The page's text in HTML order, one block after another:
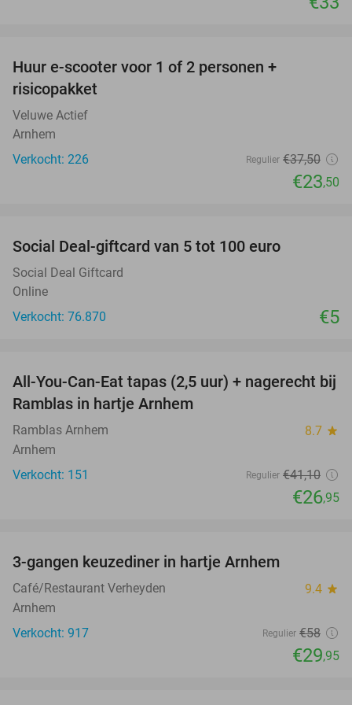
Huur e-scooter voor 1 of 2 personen +
risicopakket
Veluwe Actief
Arnhem
Verkocht: 226
Regulier €37,50
€23,50
Social Deal-giftcard van 5 tot 100 euro
Social Deal Giftcard
Online
Verkocht: 76.870
€5
34%
All-You-Can-Eat tapas (2,5 uur) + nagerecht bij
Ramblas in hartje Arnhem
Ramblas Arnhem 8.7 star
Arnhem
Verkocht: 151
Regulier €41,10
€26,95
3-gangen keuzediner in hartje Arnhem
Café/Restaurant Verheyden 9.4 star
Arnhem
Verkocht: 917
Regulier €58
€29,95